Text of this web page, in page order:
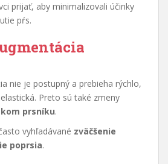
prijať, aby minimalizovali účinky
pŕs.
nie je postupný a prebieha rýchlo,
Preto sú také zmeny
prsníku.
vyhľadávané zväčšenie
poprsia.